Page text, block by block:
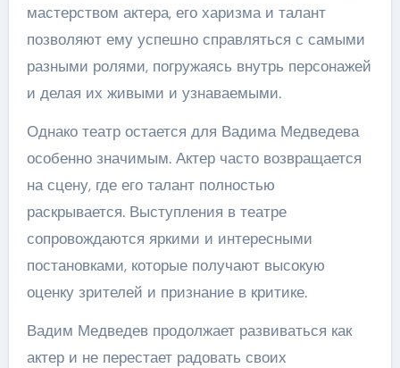
мастерством актера, его харизма и талант
позволяют ему успешно справляться с самыми
разными ролями, погружаясь внутрь персонажей
и делая их живыми и узнаваемыми.
Однако театр остается для Вадима Медведева
особенно значимым. Актер часто возвращается
на сцену, где его талант полностью
раскрывается. Выступления в театре
сопровождаются яркими и интересными
постановками, которые получают высокую
оценку зрителей и признание в критике.
Вадим Медведев продолжает развиваться как
актер и не перестает радовать своих